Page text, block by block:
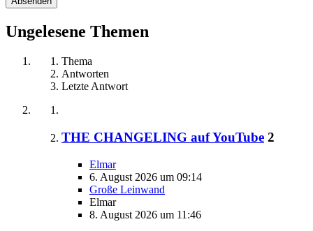
Ungelesene Themen
Thema
Antworten
Letzte Antwort
THE CHANGELING auf YouTube 2
Elmar
6. August 2026 um 09:14
Große Leinwand
Elmar
8. August 2026 um 11:46